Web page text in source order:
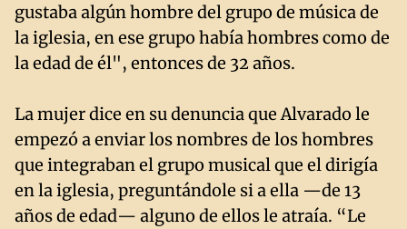
gustaba algún hombre del grupo de música de
la iglesia, en ese grupo había hombres como de
la edad de él", entonces de 32 años.
La mujer dice en su denuncia que Alvarado le
empezó a enviar los nombres de los hombres
que integraban el grupo musical que el dirigía
en la iglesia, preguntándole si a ella —de 13
años de edad— alguno de ellos le atraía. “Le